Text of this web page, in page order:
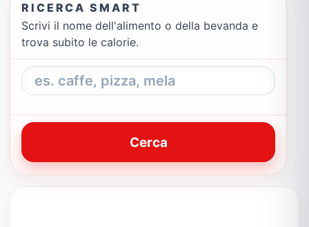
RICERCA SMART
Scrivi il nome dell'alimento o della bevanda e
trova subito le calorie.
Cerca